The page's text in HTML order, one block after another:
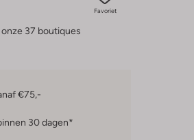
Favoriet
37 boutiques
€75,-
30 dagen*